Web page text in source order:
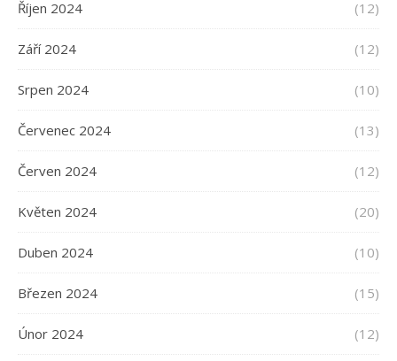
Říjen 2024 (12)
Září 2024 (12)
Srpen 2024 (10)
Červenec 2024 (13)
Červen 2024 (12)
Květen 2024 (20)
Duben 2024 (10)
Březen 2024 (15)
Únor 2024 (12)